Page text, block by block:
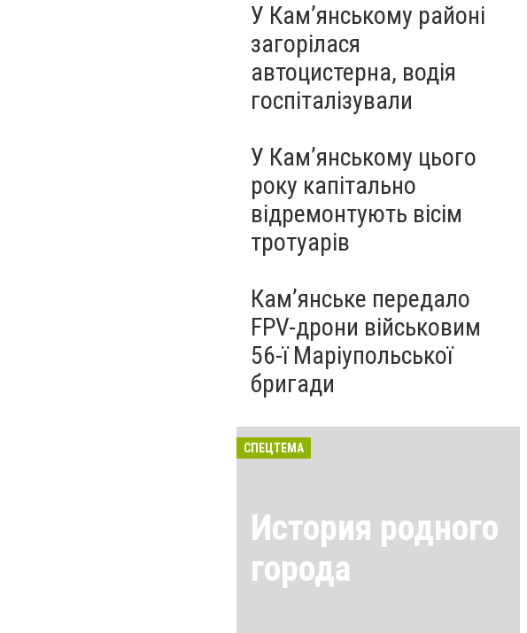
У Кам’янському районі
загорілася
автоцистерна, водія
госпіталізували
У Кам’янському цього
року капітально
відремонтують вісім
тротуарів
Кам’янське передало
FPV-дрони військовим
56-ї Маріупольської
бригади
СПЕЦТЕМА
История родного
города